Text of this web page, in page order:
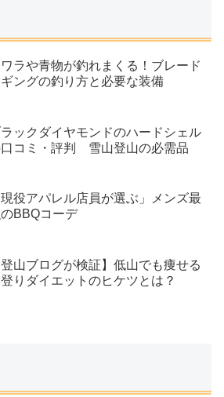
ラや青物が釣れまくる！ブレード
ギングの釣り方と必要な装備
ックダイヤモンドのハードシェル
コミ・評判 雪山登山の必需品
現役アパレル店員が選ぶ」メンズ最
BBQコーデ
登山ブログが検証】低山でも痩せる
りダイエットのヒケツとは？